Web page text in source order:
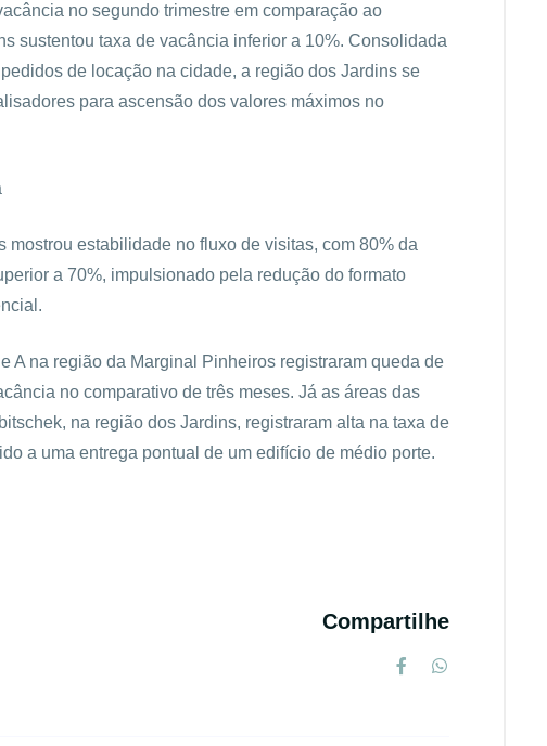
no segundo trimestre em comparação ao
sustentou taxa de vacância inferior a 10%. Consolidada
de locação na cidade, a região dos Jardins se
para ascensão dos valores máximos no
mostrou estabilidade no fluxo de visitas, com 80% da
a 70%, impulsionado pela redução do formato
A na região da Marginal Pinheiros registraram queda de
no comparativo de três meses. Já as áreas das
na região dos Jardins, registraram alta na taxa de
a uma entrega pontual de um edifício de médio porte.
Compartilhe